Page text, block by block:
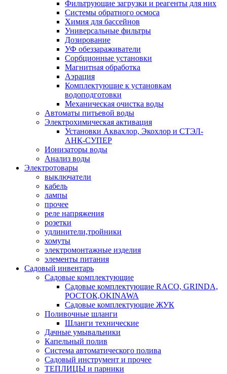
Фильтрующие загрузки и реагенты для них
Системы обратного осмоса
Химия для бассейнов
Универсальные фильтры
Дозирование
УФ обеззараживатели
Сорбционные установки
Магнитная обработка
Аэрация
Комплектующие к установкам
водоподготовки
Механическая очистка воды
Автоматы питьевой воды
Электрохимическая активация
Установки Аквахлор, Экохлор и СТЭЛ-
АНК-СУПЕР
Ионизаторы воды
Анализ воды
Электротовары
выключатели
кабель
лампы
прочее
реле напряжения
розетки
удлинители,тройники
хомуты
электромонтажные изделия
элементы питания
Садовый инвентарь
Садовые комплектующие
Садовые комплектующие RACO, GRINDA,
РОСТОК,OKINAWA
Садовые комплектующие ЖУК
Поливочные шланги
Шланги технические
Дачные умывальники
Капельный полив
Система автоматического полива
Садовый инструмент и прочее
ТЕПЛИЦЫ и парники